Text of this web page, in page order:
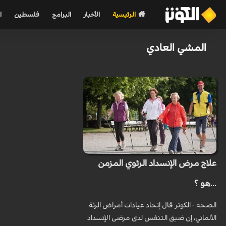
الرئيسية الأخبار البرامج فلسطين
المشي العادي
علاج مرض الإنسداد الرئوي المزمن
...هو ؟
الصحة - الكوثر قال إتحاد عيادات أمراض الرئة
الألماني، إن ضيق التنفس لدى مرضى الإنسداد